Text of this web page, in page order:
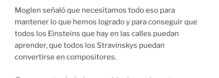
Moglen señaló que necesitamos todo eso para
mantener lo que hemos logrado y para conseguir que
todos los Einsteins que hay en las calles puedan
aprender, que todos los Stravinskys puedan
convertirse en compositores.